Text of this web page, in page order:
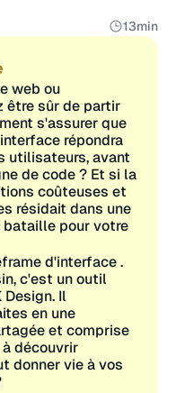
13min
web ou
être sûr de partir
s'assurer que
répondra
utilisateurs, avant
de code ? Et si la
coûteuses et
résidait dans une
bataille pour votre
d'interface .
c'est un outil
Il
en une
et comprise
découvrir
donner vie à vos